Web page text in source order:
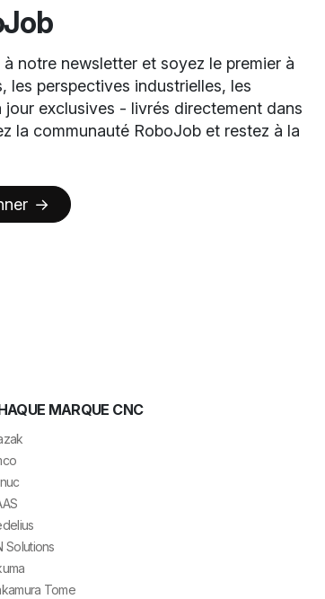
notre newsletter et soyez le premier à
les perspectives industrielles, les
exclusives - livrés directement dans
la communauté RoboJob et restez à la
MARQUE CNC
Solutions
Tome